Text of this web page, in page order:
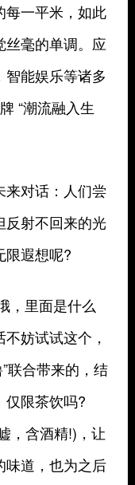
每一平米，如此
丝毫的单调。应
能娱乐等诸多
“潮流融入生
对话：人们尝
反射不回来的光
限遐想呢?
，里面是什么
妨试试这个，
联合带来的，结
仅限茶饮吗?
，含酒精!)，让
味道，也为之后